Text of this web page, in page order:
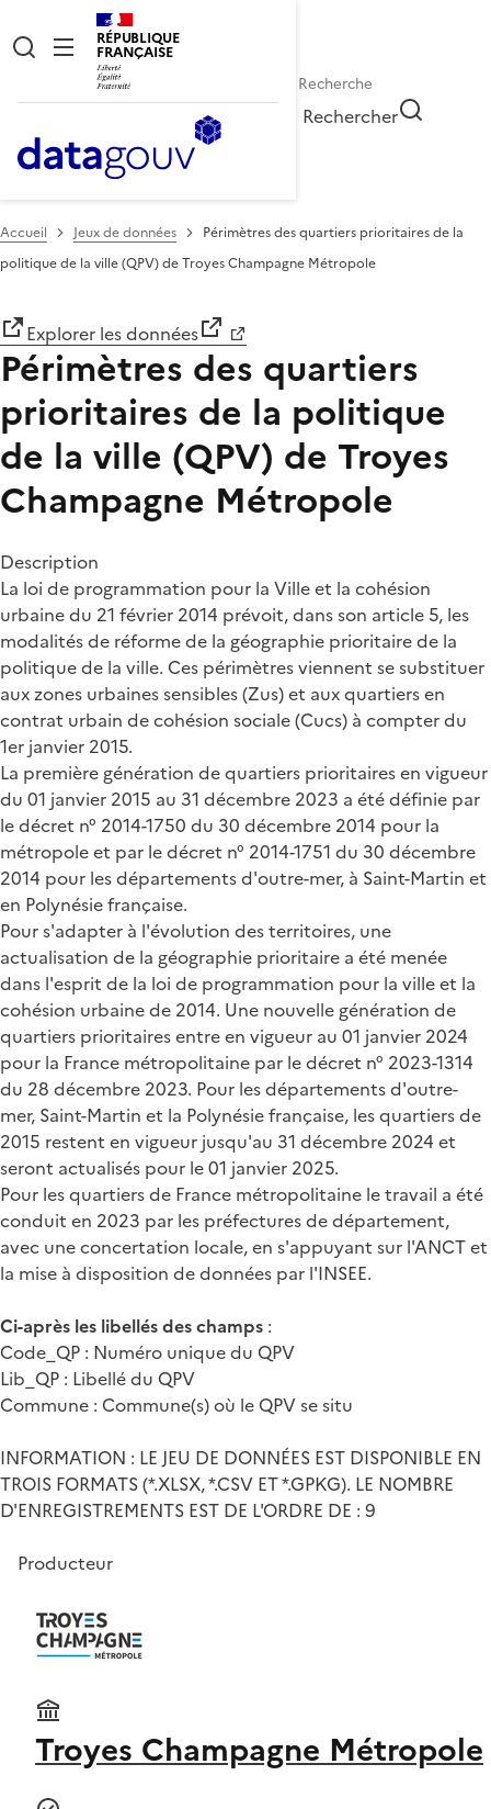
RÉPUBLIQUE
FRANÇAISE
Rechercher
Accueil Jeux de données
Périmètres des quartiers prioritaires de la
politique de la ville (QPV) de Troyes Champagne Métropole
Explorer les données
Périmètres des quartiers
prioritaires de la politique
de la ville (QPV) de Troyes
Champagne Métropole
Description
La loi de programmation pour la Ville et la cohésion
urbaine du 21 février 2014 prévoit, dans son article 5, les
modalités de réforme de la géographie prioritaire de la
politique de la ville. Ces périmètres viennent se substituer
aux zones urbaines sensibles (Zus) et aux quartiers en
contrat urbain de cohésion sociale (Cucs) à compter du
1er janvier 2015.
La première génération de quartiers prioritaires en vigueur
du 01 janvier 2015 au 31 décembre 2023 a été définie par
le décret n° 2014-1750 du 30 décembre 2014 pour la
métropole et par le décret n° 2014-1751 du 30 décembre
2014 pour les départements d'outre-mer, à Saint-Martin et
en Polynésie française.
Pour s'adapter à l'évolution des territoires, une
actualisation de la géographie prioritaire a été menée
dans l'esprit de la loi de programmation pour la ville et la
cohésion urbaine de 2014. Une nouvelle génération de
quartiers prioritaires entre en vigueur au 01 janvier 2024
pour la France métropolitaine par le décret n° 2023-1314
du 28 décembre 2023. Pour les départements d'outre-
mer, Saint-Martin et la Polynésie française, les quartiers de
2015 restent en vigueur jusqu'au 31 décembre 2024 et
seront actualisés pour le 01 janvier 2025.
Pour les quartiers de France métropolitaine le travail a été
conduit en 2023 par les préfectures de département,
avec une concertation locale, en s'appuyant sur l'ANCT et
la mise à disposition de données par l'INSEE.
Ci-après les libellés des champs :
Code_QP : Numéro unique du QPV
Lib_QP : Libellé du QPV
Commune : Commune(s) où le QPV se situ
INFORMATION : LE JEU DE DONNÉES EST DISPONIBLE EN
TROIS FORMATS (*.XLSX, *.CSV ET *.GPKG). LE NOMBRE
D'ENREGISTREMENTS EST DE L'ORDRE DE : 9
Producteur
Troyes Champagne Métropole